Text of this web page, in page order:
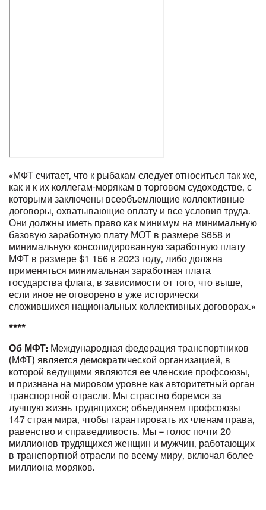
«МФТ считает, что к рыбакам следует относиться так же,
как и к их коллегам-морякам в торговом судоходстве, с
которыми заключены всеобъемлющие коллективные
договоры, охватывающие оплату и все условия труда.
Они должны иметь право как минимум на минимальную
базовую заработную плату МОТ в размере $658 и
минимальную консолидированную заработную плату
МФТ в размере $1 156 в 2023 году, либо должна
применяться минимальная заработная плата
государства флага, в зависимости от того, что выше,
если иное не оговорено в уже исторически
сложившихся национальных коллективных договорах.»
****
Об МФТ: Международная федерация транспортников
(МФТ) является демократической организацией, в
которой ведущими являются ее членские профсоюзы,
и признана на мировом уровне как авторитетный орган
транспортной отрасли. Мы страстно боремся за
лучшую жизнь трудящихся; объединяем профсоюзы
147 стран мира, чтобы гарантировать их членам права,
равенство и справедливость. Мы – голос почти 20
миллионов трудящихся женщин и мужчин, работающих
в транспортной отрасли по всему миру, включая более
миллиона моряков.